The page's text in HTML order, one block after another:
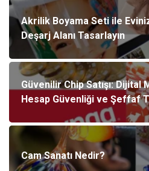
Akrilik Boyama Seti ile
Deşarj Alanı Tasarlayın
Güvenilir Chip Satışı: Dijital
Hesap Güvenliği ve Şeffaf
Cam Sanatı Nedir?